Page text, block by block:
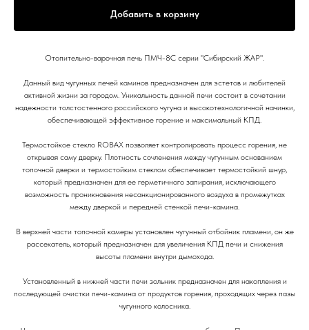
Добавить в корзину
Отопительно-варочная печь ПМЧ-8С серии "Сибирский ЖАР".
Данный вид чугунных печей каминов предназначен для эстетов и любителей
активной жизни за городом. Уникальность данной печи состоит в сочетании
надежности толстостенного российского чугуна и высокотехнологичной начинки,
обеспечивающей эффективное горение и максимальный КПД.
Термостойкое стекло ROBAX позволяет контролировать процесс горения, не
открывая саму дверку. Плотность сочленения между чугунным основанием
топочной дверки и термостойким стеклом обеспечивает термостойкий шнур,
который предназначен для ее герметичного запирания, исключающего
возможность проникновения несанкционированного воздуха в промежутках
между дверкой и передней стенкой печи-камина.
В верхней части топочной камеры установлен чугунный отбойник пламени, он же
рассекатель, который предназначен для увеличения КПД печи и снижения
высоты пламени внутри дымохода.
Установленный в нижней части печи зольник предназначен для накопления и
последующей очистки печи-камина от продуктов горения, проходящих через пазы
чугунного колосника.